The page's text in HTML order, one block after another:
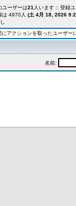
ユーザーは21 人います :: 登録
は 4970人 (土 4月 18, 2026
アクションを取ったユーザー
名前: